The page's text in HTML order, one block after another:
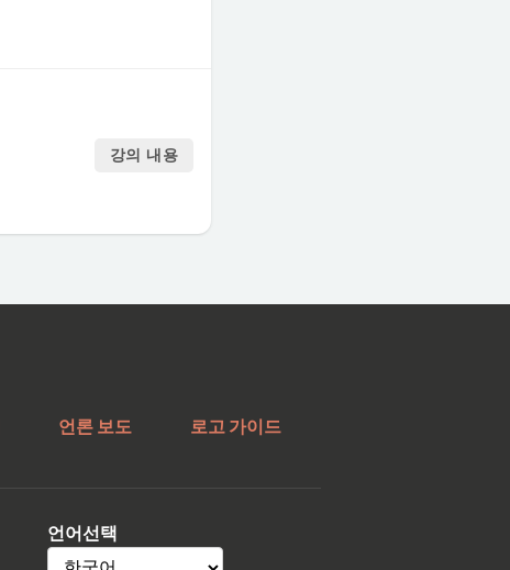
강의 내용
언론 보도 로고 가이드
언어선택